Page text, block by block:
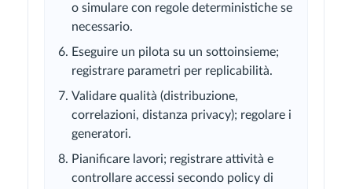
o simulare con regole deterministiche se
necessario.
Eseguire un pilota su un sottoinsieme;
registrare parametri per replicabilità.
Validare qualità (distribuzione,
correlazioni, distanza privacy); regolare i
generatori.
Pianificare lavori; registrare attività e
controllare accessi secondo policy di